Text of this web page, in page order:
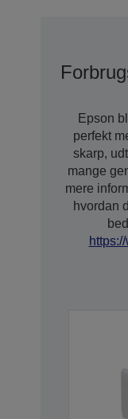
Epson
perfekt
skarp,
mange
mere
hvordan